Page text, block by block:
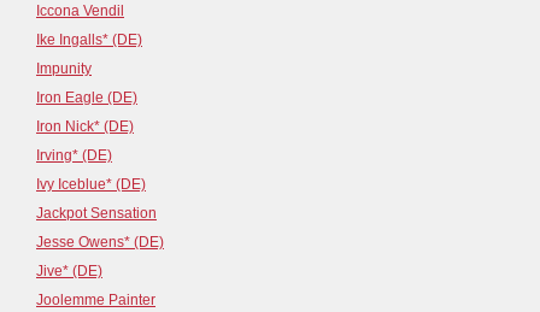
Iccona Vendil
Ike Ingalls* (DE)
Impunity
Iron Eagle (DE)
Iron Nick* (DE)
Irving* (DE)
Ivy Iceblue* (DE)
Jackpot Sensation
Jesse Owens* (DE)
Jive* (DE)
Joolemme Painter